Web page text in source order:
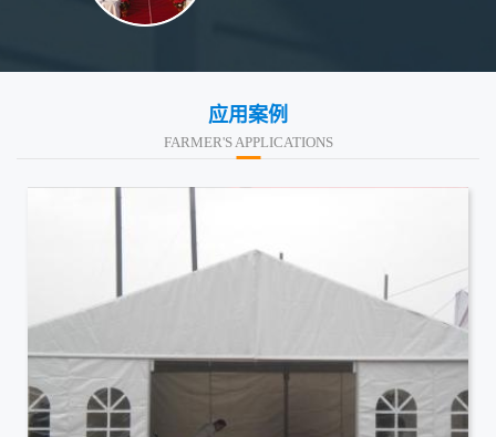
应用案例
FARMER'S APPLICATIONS